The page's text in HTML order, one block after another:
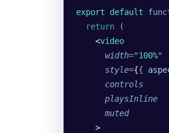
export default
  return
(
    <
video
      width
="100%"
      style
={{
      controls
      playsInline
      muted
    >